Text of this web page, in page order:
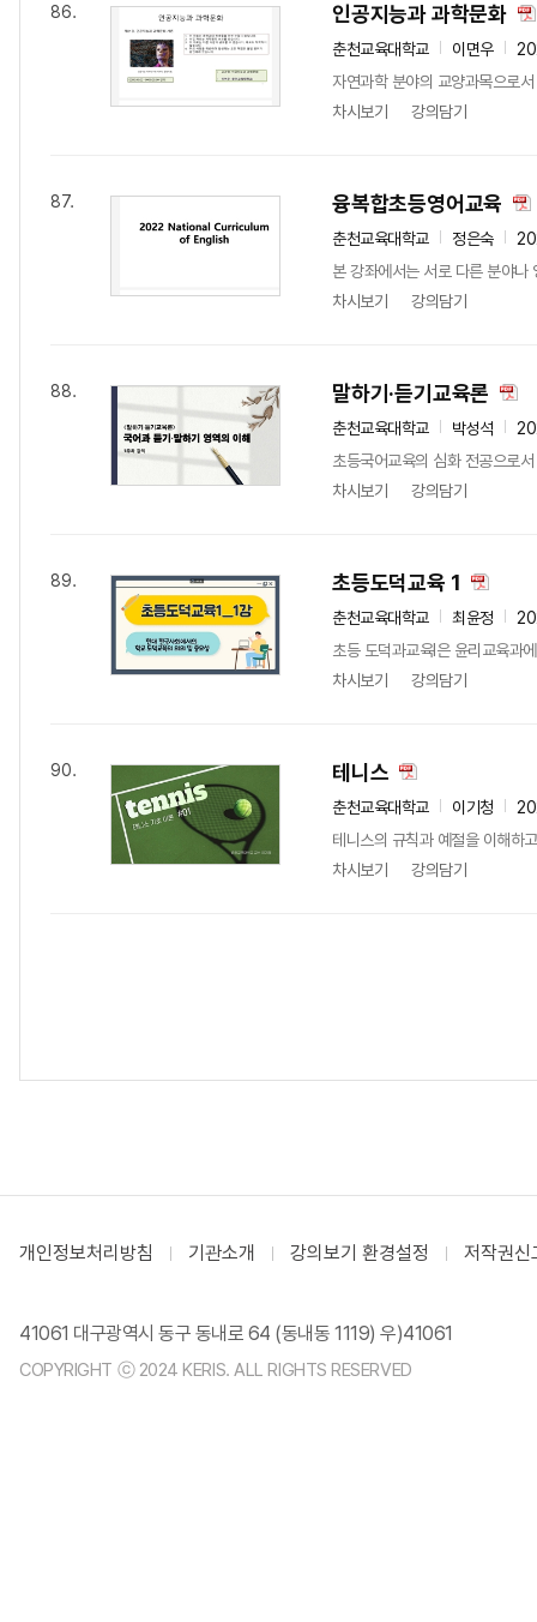
86. 인공지능과 과학문화
춘천교육대학교 이면우
자연과학 분야의 교양과목으로
차시보기
강의담기
87. 융복합초등영어교육
춘천교육대학교 정은숙
본 강좌에서는 서로 다른 분야나
차시보기
강의담기
88. 말하기·듣기교육론
춘천교육대학교 박성석
초등국어교육의 심화 전공으로
차시보기
강의담기
89. 초등도덕교육 1
춘천교육대학교 최윤정
초등 도덕과교육Ⅰ은 윤리교육과
차시보기
강의담기
90. 테니스
춘천교육대학교 이기청
테니스의 규칙과 예절을 이해하
차시보기
강의담기
개인정보처리방침 기관소개 강의보기 환경설정 저작권신
41061 대구광역시 동구 동내로 64 (동내동 1119) 우)41061
COPYRIGHT ⓒ 2024 KERIS. ALL RIGHTS RESERVED